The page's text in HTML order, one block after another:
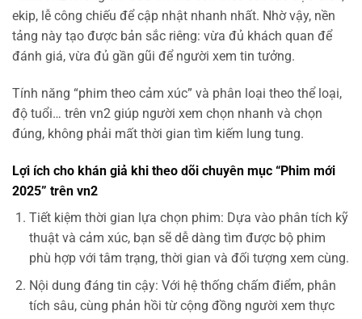
ekip, lễ công chiếu để cập nhật nhanh nhất. Nhờ vậy, nền
tảng này tạo được bản sắc riêng: vừa đủ khách quan để
đánh giá, vừa đủ gần gũi để người xem tin tưởng.
Tính năng “phim theo cảm xúc” và phân loại theo thể loại,
độ tuổi… trên vn2 giúp người xem chọn nhanh và chọn
đúng, không phải mất thời gian tìm kiếm lung tung.
Lợi ích cho khán giả khi theo dõi chuyên mục “Phim mới
2025” trên vn2
Tiết kiệm thời gian lựa chọn phim: Dựa vào phân tích kỹ
thuật và cảm xúc, bạn sẽ dễ dàng tìm được bộ phim
phù hợp với tâm trạng, thời gian và đối tượng xem cùng.
Nội dung đáng tin cậy: Với hệ thống chấm điểm, phân
tích sâu, cùng phản hồi từ cộng đồng người xem thực